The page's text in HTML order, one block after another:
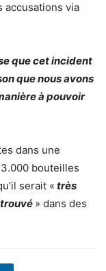
accusations via
que cet incident
que nous avons
à pouvoir
dans une
bouteilles
serait « très
» dans des